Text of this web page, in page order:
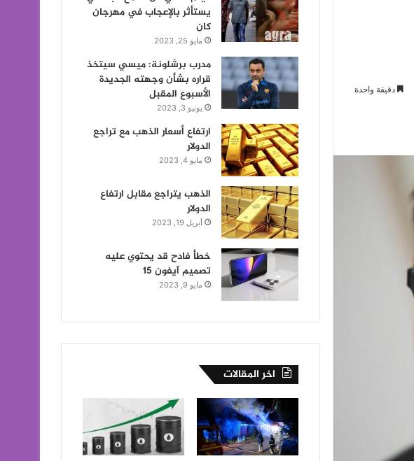
دقيقة واحدة
يستأثر بالإعجاب في مهرجان
كان
مايو 25, 2023
مدرب برشلونة: ميسي سيتخذ
قراره بشأن وجهته الجديدة
الأسبوع المقبل
يونيو 3, 2023
ارتفاع أسعار الذهب مع تراجع
الدولار
مايو 4, 2023
الذهب يتراجع مقابل ارتفاع
الدولار
أبريل 19, 2023
خطأ فادح قد يحتوي عليه
تصميم آيفون 15
مايو 9, 2023
اخر المقالات